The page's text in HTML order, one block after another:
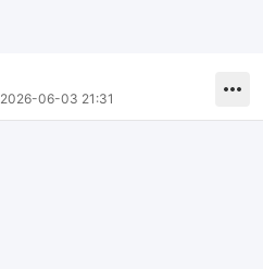
2026-06-03 21:31